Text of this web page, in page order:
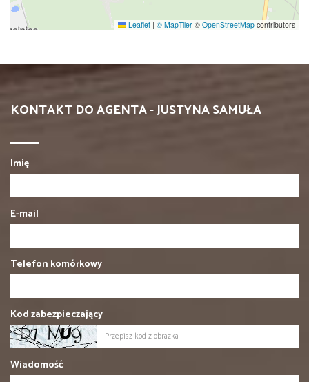
Leaflet | © MapTiler © OpenStreetMap contributors
KONTAKT DO AGENTA - JUSTYNA SAMUŁA
Imię
E-mail
Telefon komórkowy
Kod zabezpieczający
Wiadomość